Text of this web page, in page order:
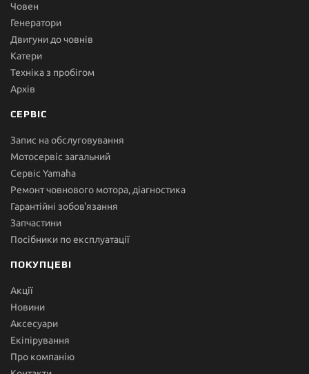
Човен
Генератори
Двигуни до човнів
Катери
Техніка з пробігом
Архів
СЕРВІС
Запис на обслуговування
Мотосервіс загальний
Сервіс Yamaha
Ремонт човнового мотора, діагностика
Гарантійні зобов'язання
Запчастини
Посібники по експлуатації
ПОКУПЦЕВІ
Акції
Новини
Аксесуари
Екіпірування
Про компанію